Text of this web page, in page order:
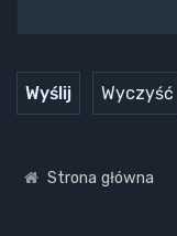
Strona główna